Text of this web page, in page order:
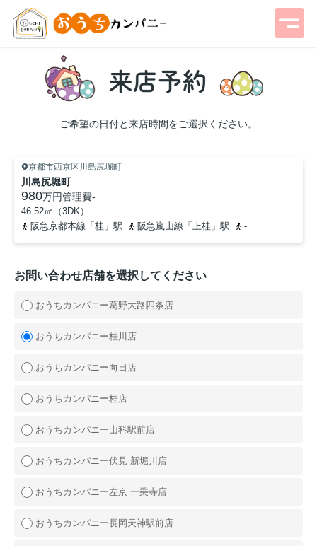
ご希望の日付と来店時間をご選択ください。
京都市西京区川島尻堀町
川島尻堀町
980万円管理費-
46.52㎡（3DK）
阪急京都本線「桂」駅
阪急嵐山線「上桂」駅 -
お問い合わせ店舗を選択してください
おうちカンパニー葛野大路四条店
おうちカンパニー桂川店
おうちカンパニー向日店
おうちカンパニー桂店
おうちカンパニー山科駅前店
おうちカンパニー伏見 新堀川店
おうちカンパニー左京 一乗寺店
おうちカンパニー長岡天神駅前店